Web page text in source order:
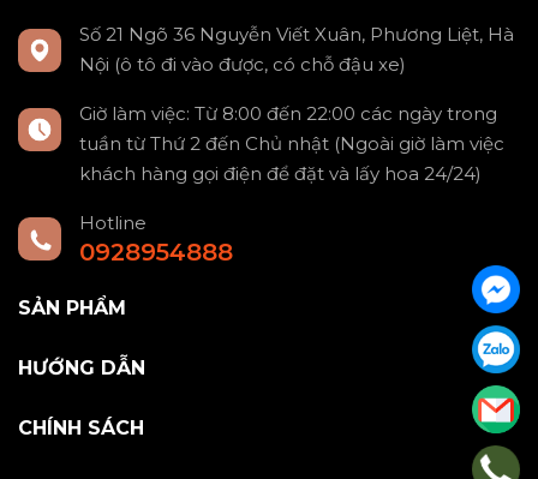
Số 21 Ngõ 36 Nguyễn Viết Xuân, Phương Liệt, Hà
Nội (ô tô đi vào được, có chỗ đậu xe)
Giờ làm việc: Từ 8:00 đến 22:00 các ngày trong
tuần từ Thứ 2 đến Chủ nhật (Ngoài giờ làm việc
khách hàng gọi điện để đặt và lấy hoa 24/24)
Hotline
0928954888
SẢN PHẨM
HƯỚNG DẪN
CHÍNH SÁCH